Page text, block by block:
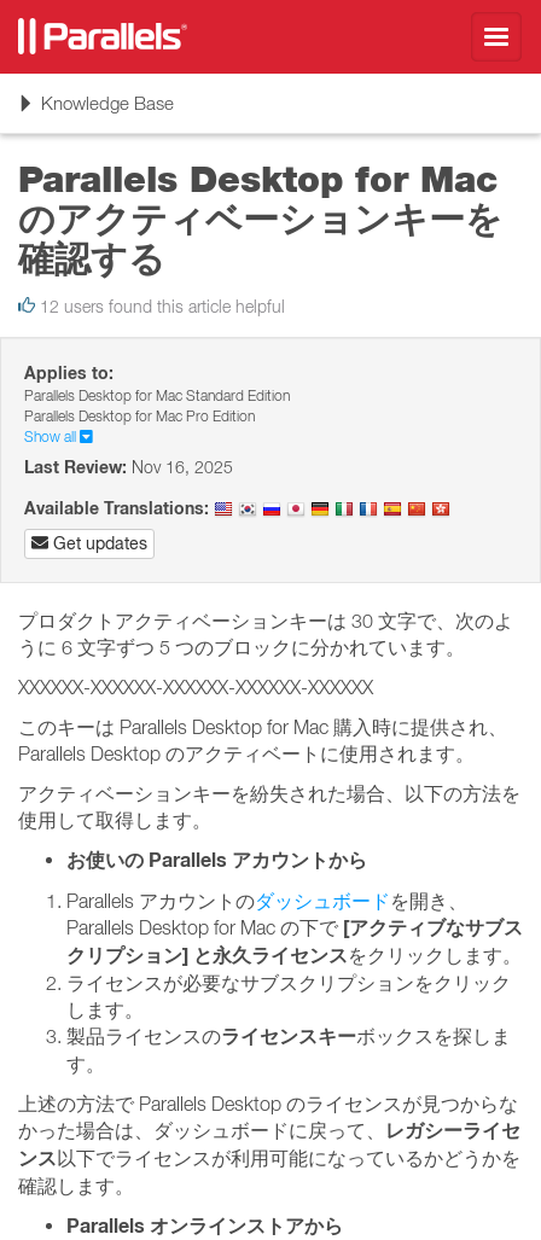
ToggleKnowledge Base
Parallels Desktop for Mac
のアクティベーションキーを
確認する
12 users found this article helpful
Applies to:
Parallels Desktop for Mac Standard Edition
Parallels Desktop for Mac Pro Edition
Show all
Last Review: Nov 16, 2025
Available Translations:
Get updates
プロダクトアクティベーションキーは 30 文字で、次のよ
うに 6 文字ずつ 5 つのブロックに分かれています。
XXXXXX-XXXXXX-XXXXXX-XXXXXX-XXXXXX
このキーは Parallels Desktop for Mac 購入時に提供され、
Parallels Desktop のアクティベートに使用されます。
アクティベーションキーを紛失された場合、以下の方法を
使用して取得します。
お使いの Parallels アカウントから
Parallels アカウントのダッシュボード を開き、
Parallels Desktop for Mac の下で [アクティブなサブス
クリプション] と永久ライセンスをクリックします。
ライセンスが必要なサブスクリプションをクリック
します。
製品ライセンスのライセンスキーボックスを探しま
す。
上述の方法で Parallels Desktop のライセンスが見つからな
かった場合は、ダッシュボードに戻って、
レガシーライセ
ンス以下でライセンスが利用可能になっているかどうかを
確認します。
Parallels オンラインストアから